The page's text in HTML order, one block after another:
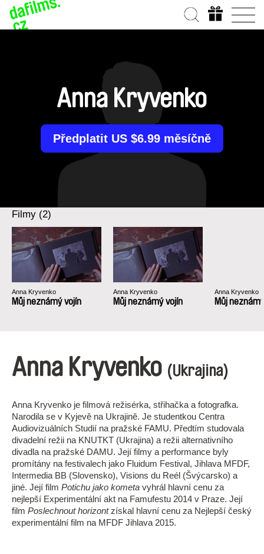
Anna Kryvenko
Předplatit US $6.99 měsíčně
Filmy (2)
Anna Kryvenko
Můj neznámý vojín
Anna Kryvenko
Můj neznámý vojín
Anna Kryvenko
Můj
Anna Kryvenko (Ukrajina)
Anna Kryvenko je filmová režisérka, střihačka a fotografka.
Narodila se v Kyjevě na Ukrajině. Je studentkou Centra
Audiovizuálních Studií na pražské FAMU. Předtím studovala
divadelní režii na KNUTKT (Ukrajina) a režii alternativního
divadla na pražské DAMU. Její filmy a performance byly
promítány na festivalech jako Fluidum Festival, Jihlava MFDF,
Intermedia BB (Slovensko), Visions du Reél (Švýcarsko) a
jiné. Její film Potichu jako kometa vyhrál hlavní cenu za
nejlepší Experimentální akt na Famufestu 2014 v Praze. Její
film Poslechnout horizontzískal hlavní cenu za Nejlepší český
experimentální film na MFDF Jihlava 2015.